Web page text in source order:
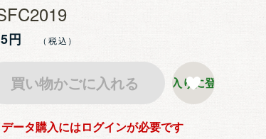
円
データ購入にはログインが必要です
買い物かごに入れるお気に入りに登録する